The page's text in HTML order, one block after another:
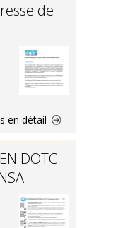
de
en détail
DOTC